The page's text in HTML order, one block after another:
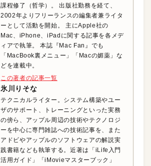
課程修了（哲学）。 出版社勤務を経て、
2002年よりフリーランスの編集者兼ライタ
ーとして活動を開始。 主にApple社の
Mac、iPhone、iPadに関する記事を各メデ
ィアで執筆。 本誌『Mac Fan』でも
「MacBook裏メニュー」「Macの媚薬」な
どを連載中。
この著者の記事一覧
氷川りそな
テクニカルライター。システム構築やユー
ザのサポート、トレーニングといった実務
の傍ら、アップル周辺の技術やテクノロジ
ーを中心に専門雑誌への技術記事を、また
アドビやアップルのソフトウェアの解説実
践書籍なども執筆する。近著は「iLife入門
活用ガイド」「iMovieマスターブック」